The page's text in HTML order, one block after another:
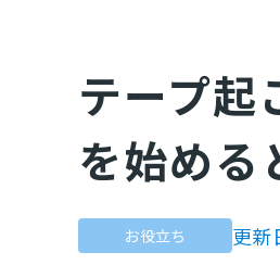
テープ起
を始める
お役立ち 更新